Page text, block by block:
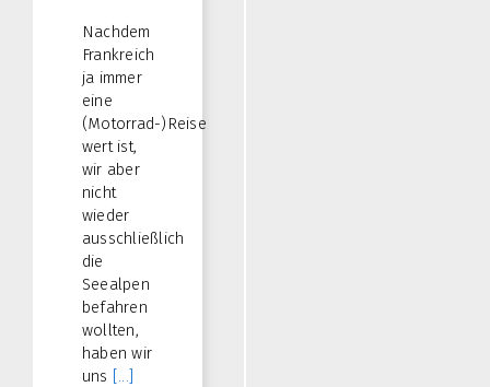
Nachdem
Frankreich
ja immer
eine
(Motorrad-)Reise
wert ist,
wir aber
nicht
wieder
ausschließlich
die
Seealpen
befahren
wollten,
haben wir
uns
[...]